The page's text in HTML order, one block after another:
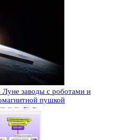
заводы с роботами и
пушкой